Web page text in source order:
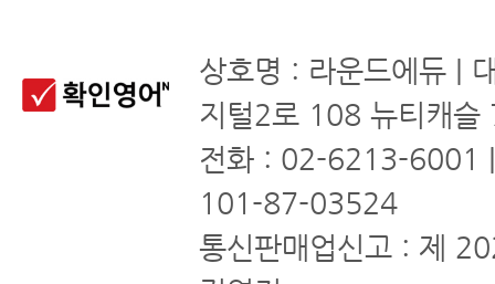
상호명 : 라운드에듀 |
지털2로 108 뉴티캐슬
전화 : 02-6213-6001
101-87-03524
통신판매업신고 : 제